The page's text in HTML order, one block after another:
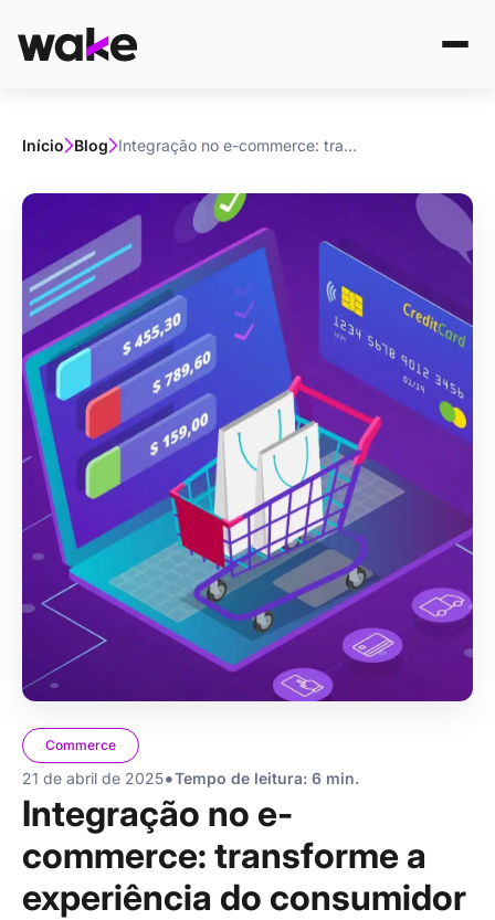
Início Blog Integração no e-commerce: transforme a experiência do consumidor
Commerce
21 de abril de 2025•Tempo de leitura: 6 min.
Integração no e-
commerce: transforme a
experiência do consumidor